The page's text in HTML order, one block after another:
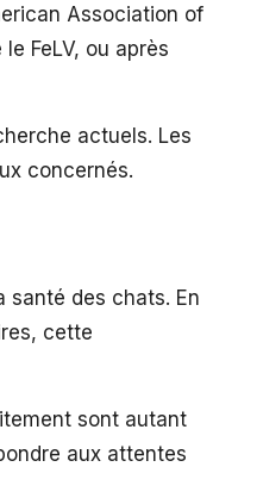
Association of
FeLV, ou après
actuels. Les
concernés.
santé des chats. En
cette
sont autant
aux attentes